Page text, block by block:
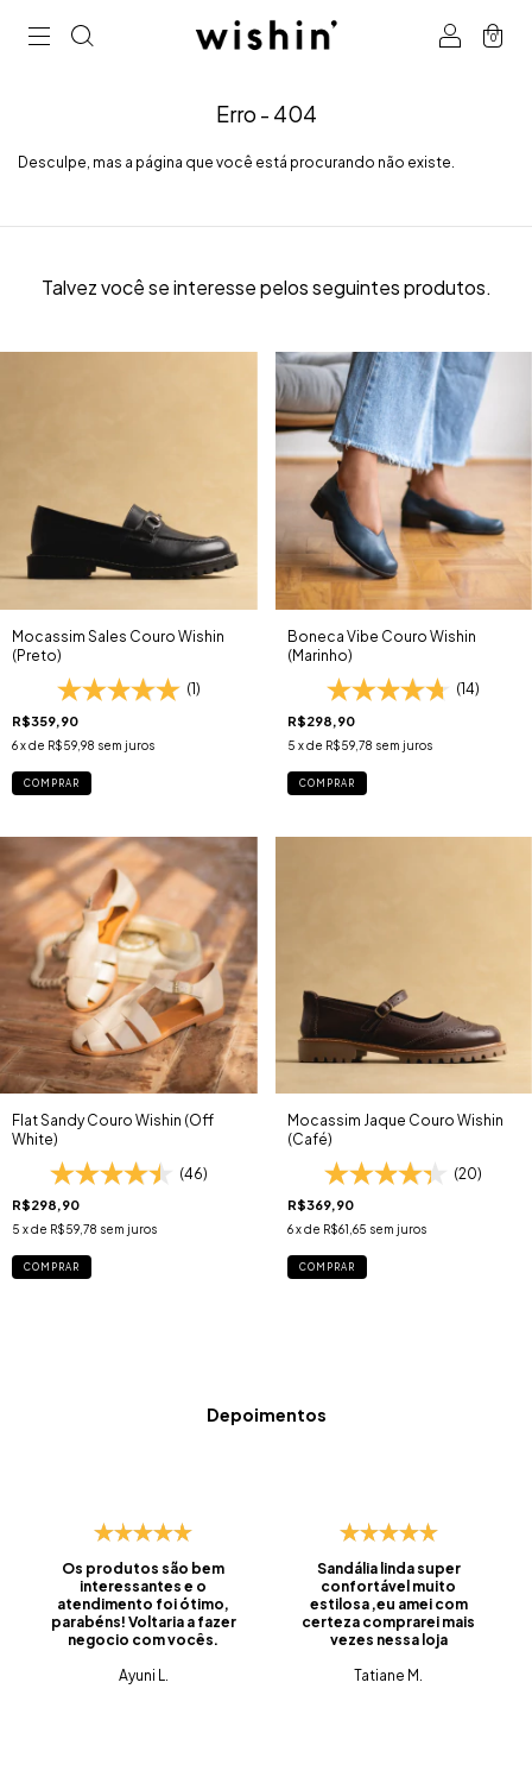
0
Erro - 404
Desculpe, mas a página que você está procurando não existe.
Talvez você se interesse pelos seguintes produtos.
Mocassim Sales Couro Wishin
(Preto)
(1)
R$359,90
6x de R$59,98 sem juros
COMPRAR
Boneca Vibe Couro Wishin
(Marinho)
(14)
R$298,90
5 x de R$59,78 sem juros
COMPRAR
Flat Sandy Couro Wishin (Off
White)
(46)
R$298,90
5 x de R$59,78 sem juros
COMPRAR
Mocassim Jaque Couro Wishin
(Café)
(20)
R$369,90
6 x de R$61,65 sem juros
COMPRAR
Depoimentos
Os produtos são bem
interessantes e o
atendimento foi ótimo,
parabéns! Voltaria a fazer
negocio com vocês.
Ayuni L.
Sandália linda super
confortável muito
estilosa ,eu amei com
certeza comprarei mais
vezes nessa loja
Tatiane M.